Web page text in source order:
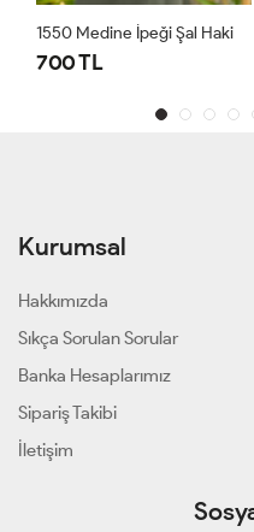
1550 Medine İpeği Şal Haki
700 TL
Kurumsal
Hakkımızda
Sıkça Sorulan Sorular
Banka Hesaplarımız
Sipariş Takibi
İletişim